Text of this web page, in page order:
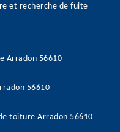
et recherche de fuite
Arradon 56610
56610
toiture Arradon 56610